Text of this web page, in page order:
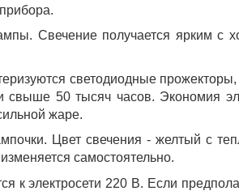
Свечение получается ярким с
светодиодные
свыше 50 тысяч часов. Экономия
жаре.
Цвет свечения - желтый с
самостоятельно.
к электросети 220 В. Если